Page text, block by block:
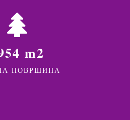
m2
ПОВРШИНА